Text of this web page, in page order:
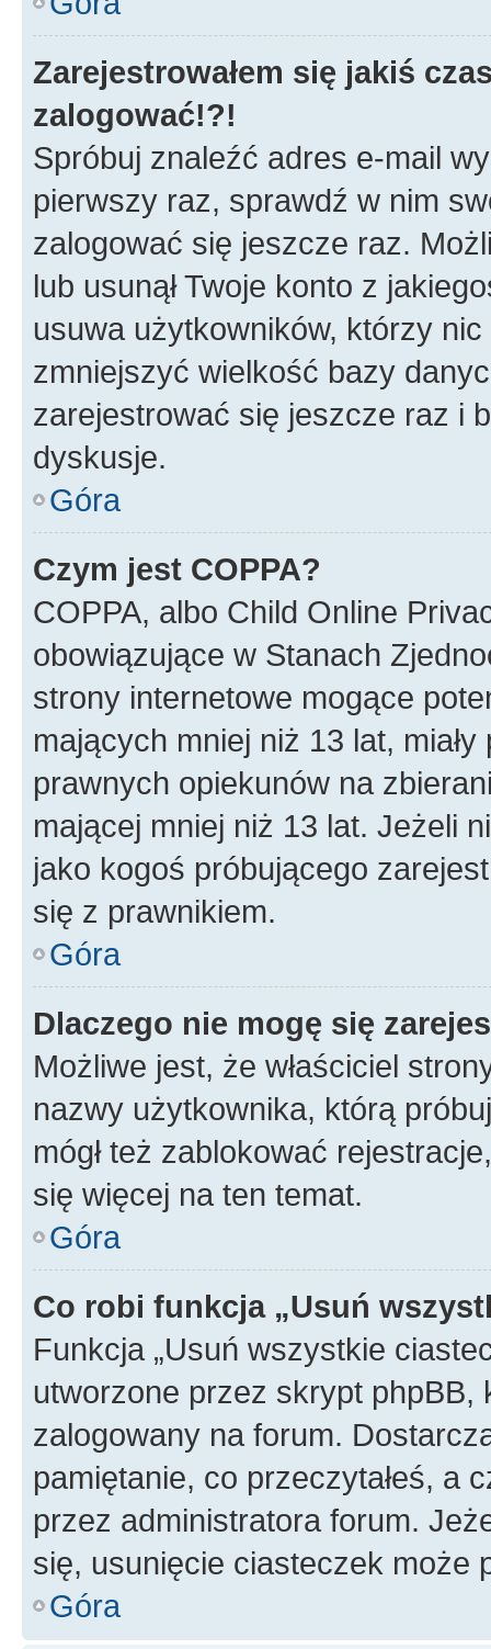
Zarejestrowałem się jakiś
zalogować!?!
Spróbuj znaleźć adres e-mail
pierwszy raz, sprawdź w nim
zalogować się jeszcze raz.
lub usunął Twoje konto z
usuwa użytkowników, którzy
zmniejszyć wielkość bazy
zarejestrować się jeszcze raz i
dyskusje.
Góra
Czym jest COPPA?
COPPA, albo Child Online
obowiązujące w Stanach
strony internetowe mogące
mających mniej niż 13 lat,
prawnych opiekunów na
mającej mniej niż 13 lat. Jeżeli
jako kogoś próbującego
się z prawnikiem.
Góra
Dlaczego nie mogę się
Możliwe jest, że właściciel
nazwy użytkownika, którą
mógł też zablokować
się więcej na ten temat.
Góra
Co robi funkcja „Usuń
Funkcja „Usuń wszystkie
utworzone przez skrypt
zalogowany na forum.
pamiętanie, co przeczytałeś, a
przez administratora forum.
się, usunięcie ciasteczek może
Góra